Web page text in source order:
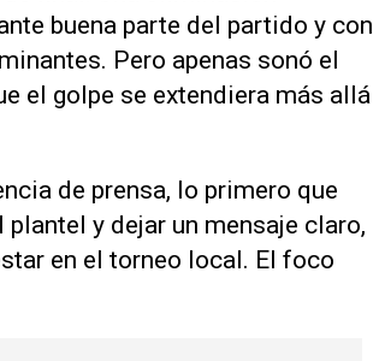
buena parte del partido y con
Pero apenas sonó el
el golpe se extendiera más allá
de prensa, lo primero que
y dejar un mensaje claro,
en el torneo local. El foco